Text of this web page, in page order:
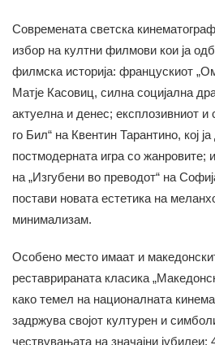
Современата светска
избор на култни филмови кои ја
филмска историја: францускиот
Матје Касовиц, силна социјална
актуелна и денес; експлозивниот и
го Бил“ на Квентин Тарантино, кој
постмодерната игра со жанровите;
на „Изгубени во преводот“ на
постави новата естетика на
минимализам.
Особено место имаат и
реставрираната класика
како темел на националната
задржува својот културен и
чествувањата на значајни